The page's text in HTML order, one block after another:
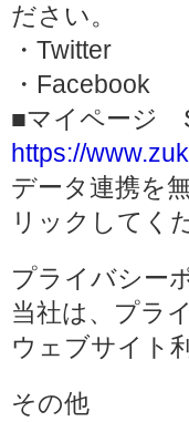
ださい。
・Twitter
・Facebook
■マイページ
https://
データ連携を
リックしてく
プライバシー
当社は、プラ
ウェブサイト
その他